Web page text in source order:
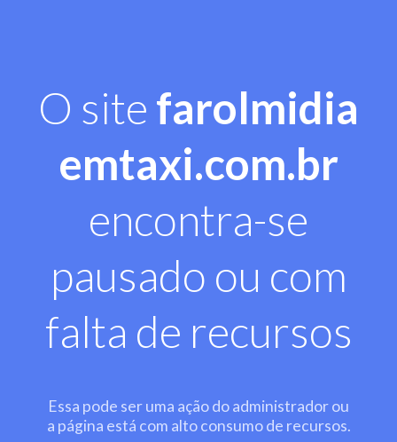
O site farolmidia
emtaxi.com.br
encontra-se
pausado ou com
falta de recursos
Essa pode ser uma ação do administrador ou
a página está com alto consumo de recursos.